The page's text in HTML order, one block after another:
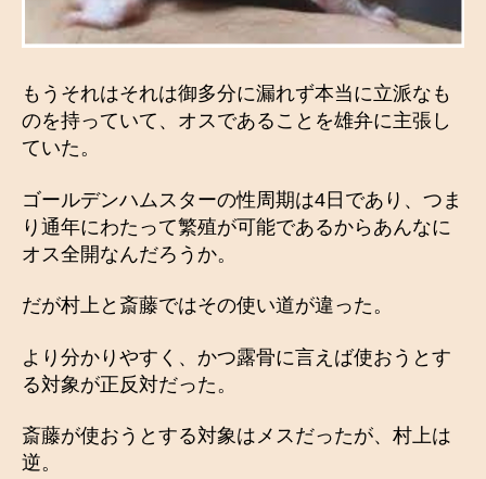
もうそれはそれは御多分に漏れず本当に立派なも
のを持っていて、オスであることを雄弁に主張し
ていた。
ゴールデンハムスターの性周期は4日であり、つま
り通年にわたって繁殖が可能であるからあんなに
オス全開なんだろうか。
だが村上と斎藤ではその使い道が違った。
より分かりやすく、かつ露骨に言えば使おうとす
る対象が正反対だった。
斎藤が使おうとする対象はメスだったが、村上は
逆。